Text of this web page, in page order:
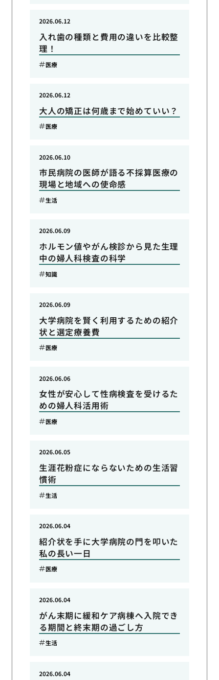
入れ歯の種類と費用の違いを比較整
理！
2026.06.12
医療
大人の矯正は何歳まで始めていい？
2026.06.12
医療
市民病院の医師が語る不採算医療の
現場と地域への使命感
2026.06.10
生活
ホルモン値やがん検診から見た生理
中の婦人科検査の科学
2026.06.09
知識
大学病院を賢く利用するための紹介
状と選定療養費
2026.06.09
医療
女性が安心して性病検査を受けるた
めの婦人科活用術
2026.06.06
医療
生涯花粉症にならないための生活習
慣術
2026.06.05
生活
紹介状を手に大学病院の門を叩いた
私の長い一日
2026.06.04
医療
がん末期に緩和ケア病棟へ入院でき
る期間と終末期の過ごし方
2026.06.04
生活
2026.06.04